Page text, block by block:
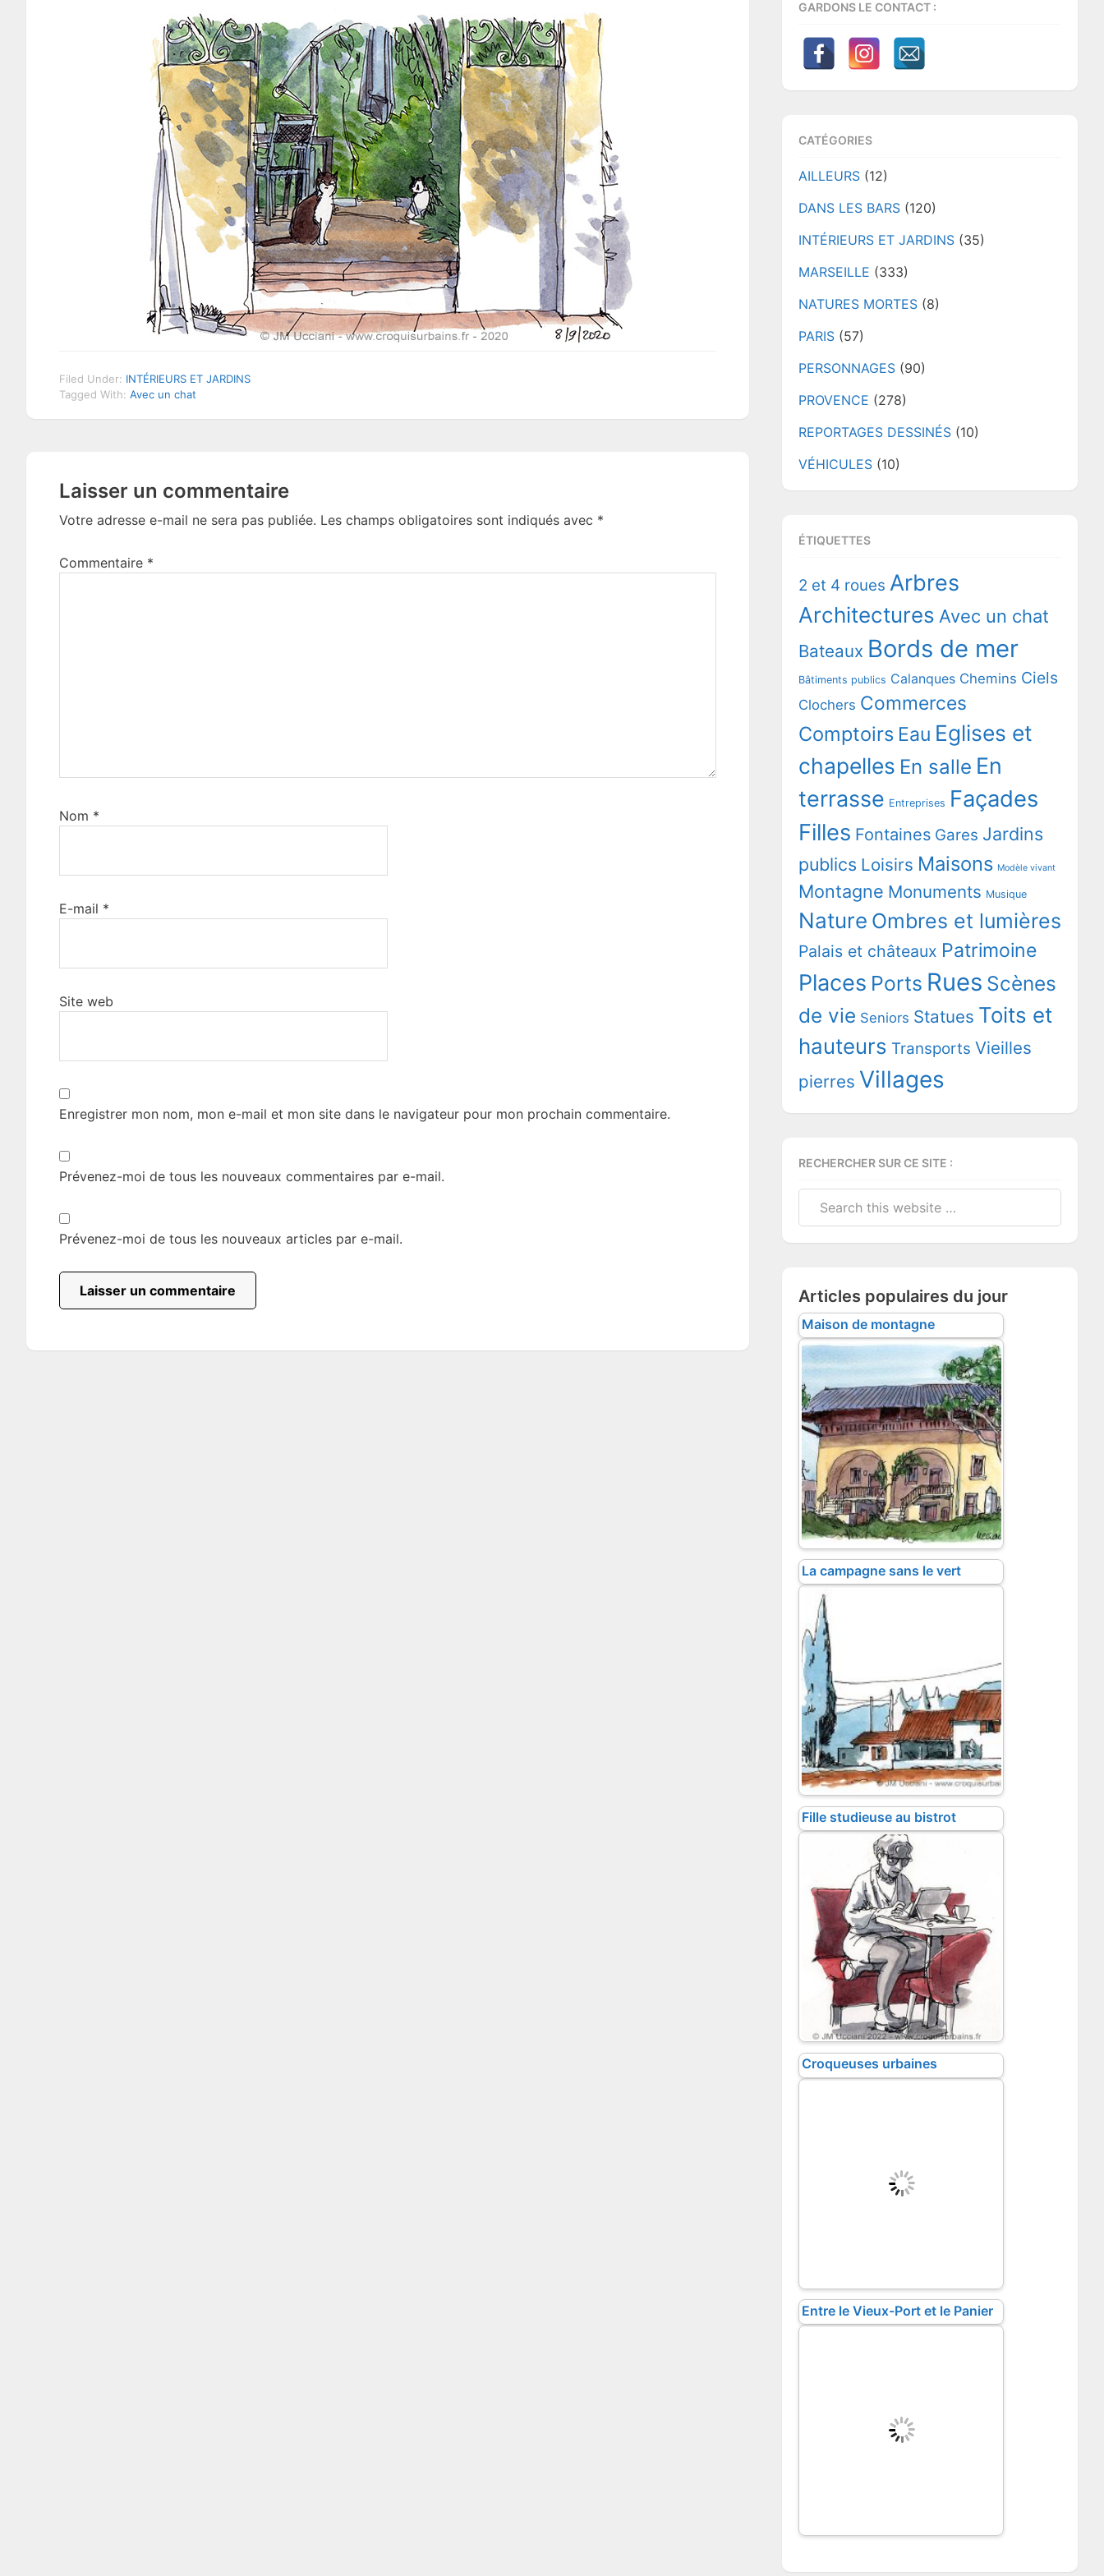
Filed Under: INTÉRIEURS ET JARDINS
Tagged With: Avec un chat
Interactions
Laisser un commentaire
Votre adresse e-mail ne sera pas publiée. Les champs obligatoires sont indiqués avec *
Commentaire *
Nom *
E-mail *
Site web
Enregistrer mon nom, mon e-mail et mon site dans le navigateur pour mon prochain commentaire.
Prévenez-moi de tous les nouveaux commentaires par e-mail.
Prévenez-moi de tous les nouveaux articles par e-mail.
GARDONS LE CONTACT :
CATÉGORIES
AILLEURS (12)
DANS LES BARS (120)
INTÉRIEURS ET JARDINS (35)
MARSEILLE (333)
NATURES MORTES (8)
PARIS (57)
PERSONNAGES (90)
PROVENCE (278)
REPORTAGES DESSINÉS (10)
VÉHICULES (10)
ÉTIQUETTES
2 et 4 roues Arbres
Architectures Avec un chat
Bateaux Bords de mer
Bâtiments publics Calanques Chemins Ciels
Clochers Commerces
Comptoirs Eau Eglises et
chapelles En salle En
terrasse Entreprises Façades
Filles Fontaines Gares Jardins
publics Loisirs Maisons Modèle vivant
Montagne Monuments Musique
Nature Ombres et lumières
Palais et châteaux Patrimoine
Places Ports Rues Scènes
de vie Seniors Statues Toits et
hauteurs Transports Vieilles
pierres Villages
RECHERCHER SUR CE SITE :
Articles populaires du jour
Maison de montagne
La campagne sans le vert
Fille studieuse au bistrot
Croqueuses urbaines
Entre le Vieux-Port et le Panier